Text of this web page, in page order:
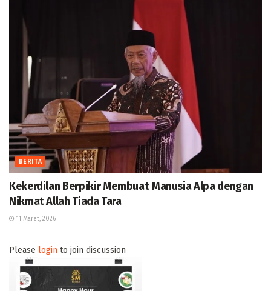
BERITA
Kekerdilan Berpikir Membuat Manusia Alpa dengan
Nikmat Allah Tiada Tara
11 Maret, 2026
Please login to join discussion